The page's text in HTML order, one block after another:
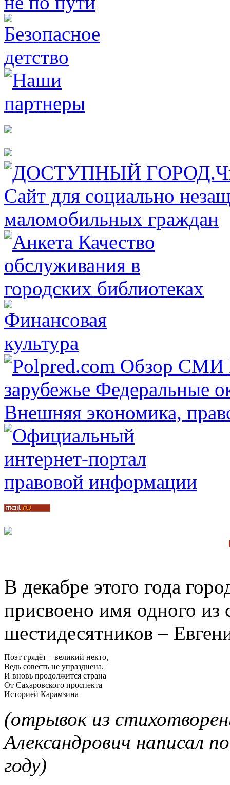
В декабре этого года
присвоено имя одного из
шестидесятников –
Поэт грядёт – великий некто,
Ведь совесть не упразднена.
И вновь продолжится страна
От Сахаровского проспекта
Историей Карамзина
(отрывок из
Александрович написал
году)